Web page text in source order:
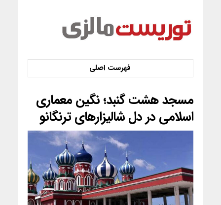
مسجد هشت گنبد؛ نگین معماری
اسلامی در دل شالیزارهای ترنگانو